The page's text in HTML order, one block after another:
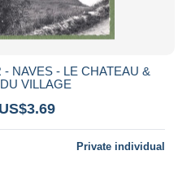
NAVES - LE CHATEAU &
VILLAGE
Private individual